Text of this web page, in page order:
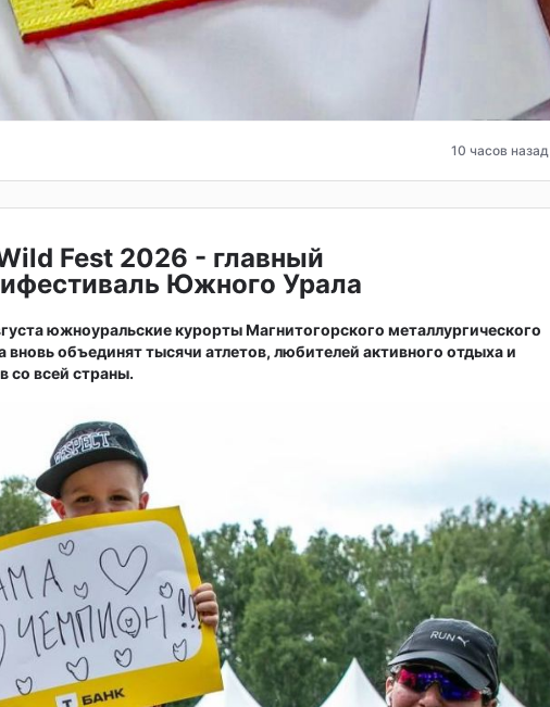
10 часов назад
Fest 2026 - главный
Южного Урала
южноуральские курорты Магнитогорского металлургического
вновь объединят тысячи атлетов, любителей активного отдыха и
со всей страны.